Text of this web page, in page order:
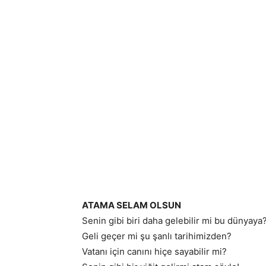
ATAMA SELAM OLSUN
Senin gibi biri daha gelebilir mi bu
Geli geçer mi şu şanlı tarihimizden?
Vatanı için canını hiçe sayabilir mi?